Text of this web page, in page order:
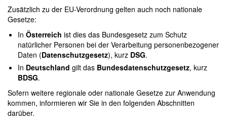
Zusätzlich zu der EU-Verordnung gelten auch noch nationale
Gesetze:
In Österreich ist dies das Bundesgesetz zum Schutz
natürlicher Personen bei der Verarbeitung personenbezogener
Daten (Datenschutzgesetz), kurz DSG.
In Deutschland gilt das Bundesdatenschutzgesetz, kurz
BDSG.
Sofern weitere regionale oder nationale Gesetze zur Anwendung
kommen, informieren wir Sie in den folgenden Abschnitten
darüber.